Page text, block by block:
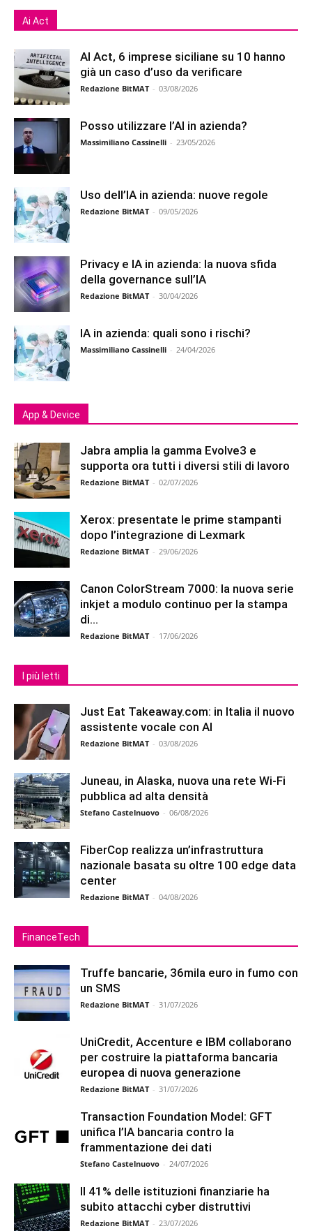
Ai Act
AI Act, 6 imprese siciliane su 10 hanno
già un caso d’uso da verificare
Redazione BitMAT - 03/08/2026
Posso utilizzare l’AI in azienda?
Massimiliano Cassinelli - 23/05/2026
Uso dell’IA in azienda: nuove regole
Redazione BitMAT - 09/05/2026
Privacy e IA in azienda: la nuova sfida
della governance sull’IA
Redazione BitMAT - 30/04/2026
IA in azienda: quali sono i rischi?
Massimiliano Cassinelli - 24/04/2026
App & Device
Jabra amplia la gamma Evolve3 e
supporta ora tutti i diversi stili di lavoro
Redazione BitMAT - 02/07/2026
Xerox: presentate le prime stampanti
dopo l’integrazione di Lexmark
Redazione BitMAT - 29/06/2026
Canon ColorStream 7000: la nuova serie
inkjet a modulo continuo per la stampa
di...
Redazione BitMAT - 17/06/2026
I più letti
Just Eat Takeaway.com: in Italia il nuovo
assistente vocale con AI
Redazione BitMAT - 03/08/2026
Juneau, in Alaska, nuova una rete Wi-Fi
pubblica ad alta densità
Stefano Castelnuovo - 06/08/2026
FiberCop realizza un’infrastruttura
nazionale basata su oltre 100 edge data
center
Redazione BitMAT - 04/08/2026
FinanceTech
Truffe bancarie, 36mila euro in fumo con
un SMS
Redazione BitMAT - 31/07/2026
UniCredit, Accenture e IBM collaborano
per costruire la piattaforma bancaria
europea di nuova generazione
Redazione BitMAT - 31/07/2026
Transaction Foundation Model: GFT
unifica l’IA bancaria contro la
frammentazione dei dati
Stefano Castelnuovo - 24/07/2026
Il 41% delle istituzioni finanziarie ha
subito attacchi cyber distruttivi
Redazione BitMAT - 23/07/2026